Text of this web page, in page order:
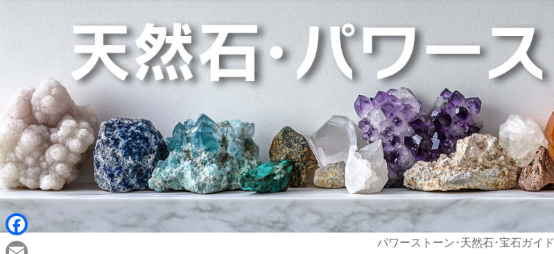
パワーストーン･天然石･宝石ガイド
F